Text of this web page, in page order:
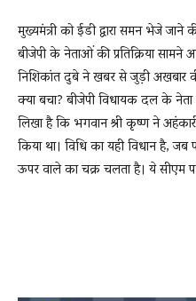
मुख्यमंत्री को ईडी द्वारा समन भेजे जाने
बीजेपी के नेताओं की प्रतिक्रिया
निशिकांत दुबे ने खबर से जुड़ी
क्या बचा? बीजेपी विधायक दल के नेता
लिखा है कि भगवान श्री कृष्ण ने
किया था। विधि का यही विधान है,
ऊपर वाले का चक्र चलता है। ये सीएम